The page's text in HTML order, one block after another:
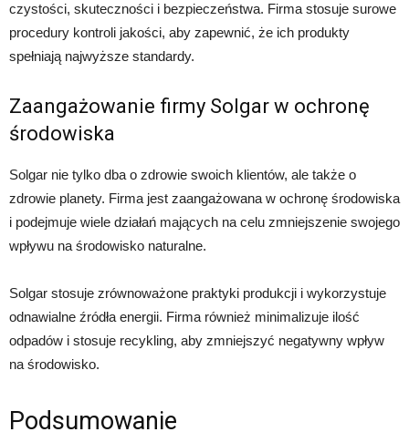
czystości, skuteczności i bezpieczeństwa. Firma stosuje surowe
procedury kontroli jakości, aby zapewnić, że ich produkty
spełniają najwyższe standardy.
Zaangażowanie firmy Solgar w ochronę
środowiska
Solgar nie tylko dba o zdrowie swoich klientów, ale także o
zdrowie planety. Firma jest zaangażowana w ochronę środowiska
i podejmuje wiele działań mających na celu zmniejszenie swojego
wpływu na środowisko naturalne.
Solgar stosuje zrównoważone praktyki produkcji i wykorzystuje
odnawialne źródła energii. Firma również minimalizuje ilość
odpadów i stosuje recykling, aby zmniejszyć negatywny wpływ
na środowisko.
Podsumowanie